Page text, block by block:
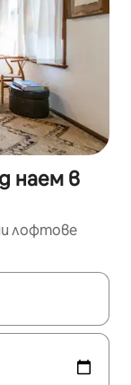
наем в
лофтове